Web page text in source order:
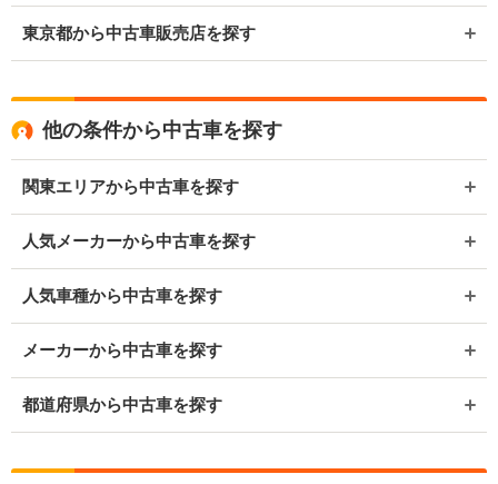
東京都から中古車販売店を探す
他の条件から中古車を探す
関東エリアから中古車を探す
人気メーカーから中古車を探す
人気車種から中古車を探す
メーカーから中古車を探す
都道府県から中古車を探す